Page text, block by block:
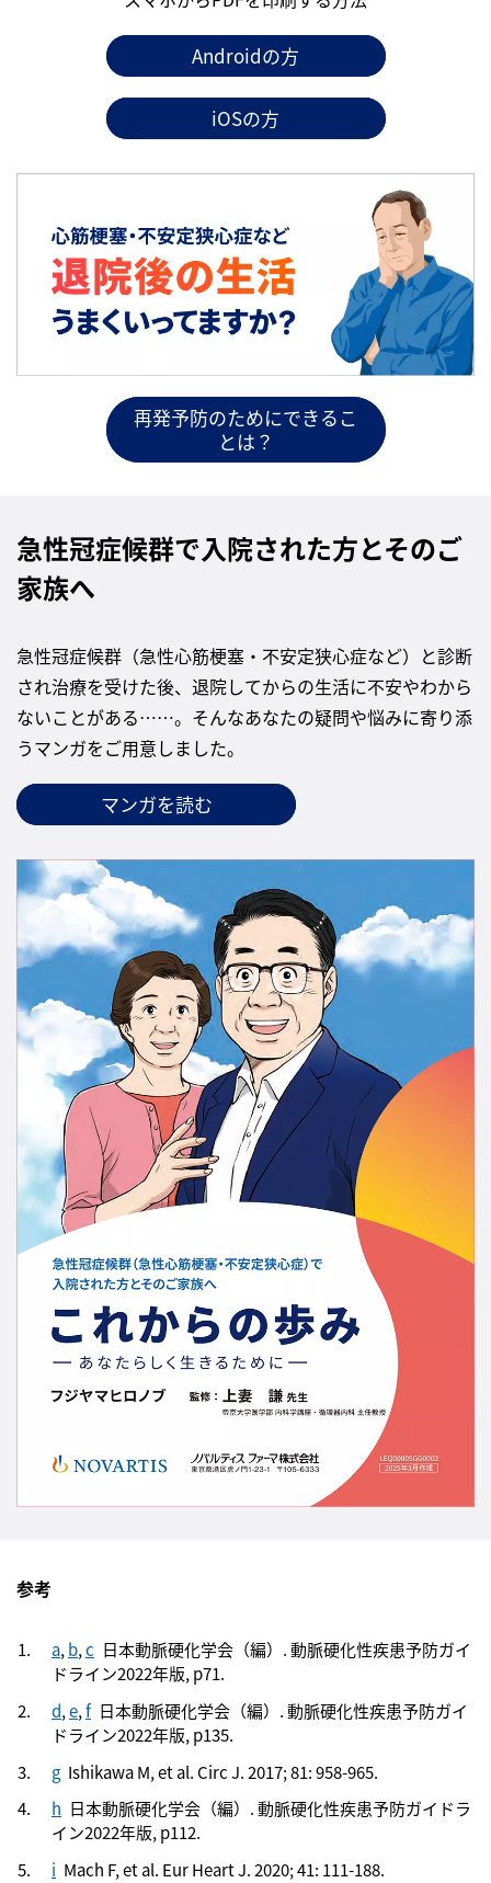
Androidの方
iOSの方
再発予防のためにできるこ
とは？
急性冠症候群で入院された方とそのご
家族へ
急性冠症候群（急性心筋梗塞・不安定狭心症など）と診断
され治療を受けた後、退院してからの生活に不安やわから
ないことがある……。そんなあなたの疑問や悩みに寄り添
うマンガをご用意しました。
マンガを読む
参考
a, b,c 日本動脈硬化学会（編）. 動脈硬化性疾患予防ガイ
ドライン2022年版, p71.
d,e,f 日本動脈硬化学会（編）. 動脈硬化性疾患予防ガイ
ドライン2022年版, p135.
g Ishikawa M, et al. Circ J. 2017; 81: 958-965.
h 日本動脈硬化学会（編）. 動脈硬化性疾患予防ガイドラ
イン2022年版, p112.
i Mach F, et al. Eur Heart J. 2020; 41: 111-188.